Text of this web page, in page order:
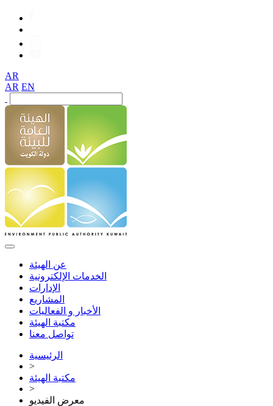
AR
AR EN
عن الهيئة
الخدمات الإلكترونية
الإدارات
المشاريع
الأخبار و الفعاليات
مكتبة الهيئة
تواصل معنا
الرئيسية
>
مكتبة الهيئة
>
معرض الفيديو